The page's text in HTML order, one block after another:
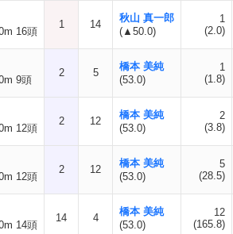
16頭
1 14
秋山 真一郎
(▲50.0)
1
(2.0)
9頭
2 5
橋本 美純
(53.0)
1
(1.8)
12頭
2 12
橋本 美純
(53.0)
2
(3.8)
12頭
2 12
橋本 美純
(53.0)
5
(28.5)
14頭
14 4
橋本 美純
(53.0)
12
(165.8)